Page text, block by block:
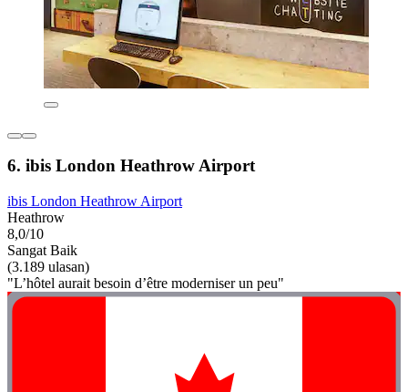
6. ibis London Heathrow Airport
ibis London Heathrow Airport
Heathrow
8,0/10
Sangat Baik
(3.189 ulasan)
"L’hôtel aurait besoin d’être moderniser un peu"